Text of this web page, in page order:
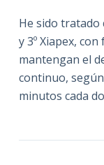
He sido tratado
y 3º Xiapex,
mantengan el
continuo,
minutos cada